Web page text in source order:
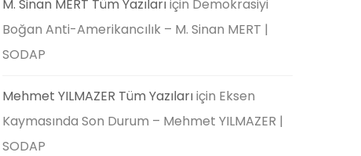
M. Sinan MERT Tüm Yazılarıiçin Demokrasiyi
Boğan Anti-Amerikancılık – M. Sinan MERT |
SODAP
Mehmet YILMAZER Tüm Yazılarıiçin Eksen
Kaymasında Son Durum – Mehmet YILMAZER |
SODAP